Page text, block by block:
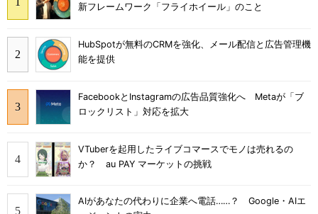
新フレームワーク「フライホイール」のこと
HubSpotが無料のCRMを強化、メール配信と広告管理機
能を提供
FacebookとInstagramの広告品質強化へ Metaが「ブ
ロックリスト」対応を拡大
VTuberを起用したライブコマースでモノは売れるの
か？ au PAY マーケットの挑戦
AIがあなたの代わりに企業へ電話……？ Google・AIエ